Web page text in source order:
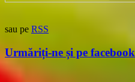
sau pe RSS
Urmăriți-ne și pe facebook